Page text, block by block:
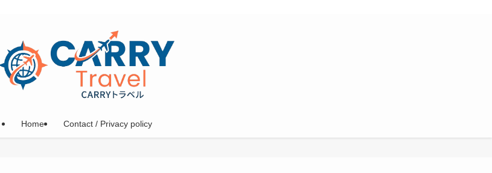
Home Contact / Privacy policy